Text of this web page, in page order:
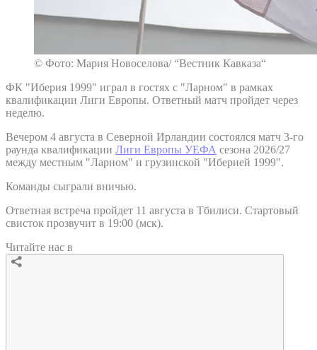
© Фото: Мария Новоселова/ “Вестник Кавказа“
ФК "Иберия 1999" играл в гостях с "Ларном" в рамках
квалификации Лиги Европы. Ответный матч пройдет через
неделю.
Вечером 4 августа в Северной Ирландии состоялся матч 3-го
раунда квалификации Лиги Европы УЕФА сезона 2026/27
между местным "Ларном" и грузинской "Иберией 1999".
Команды сыграли вничью.
Ответная встреча пройдет 11 августа в Тбилиси. Стартовый
свисток прозвучит в 19:00 (мск).
Читайте нас в